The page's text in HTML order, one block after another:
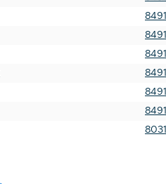
8491
8491
8491
8491
8491
8491
8031